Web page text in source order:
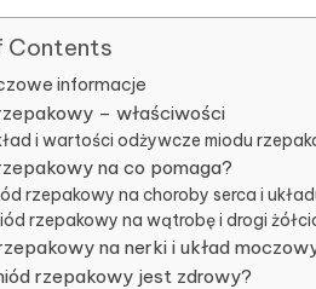
Contents
informacje
– właściwości
i wartości odżywcze miodu
na co pomaga?
rzepakowy na choroby serca i
rzepakowy na wątrobę i drogi
na nerki i układ
rzepakowy jest zdrowy?